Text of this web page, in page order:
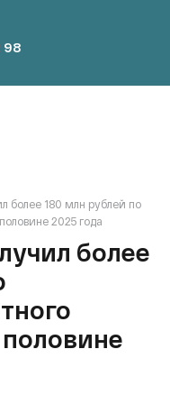
98
более 180 млн рублей по
2025 года
более